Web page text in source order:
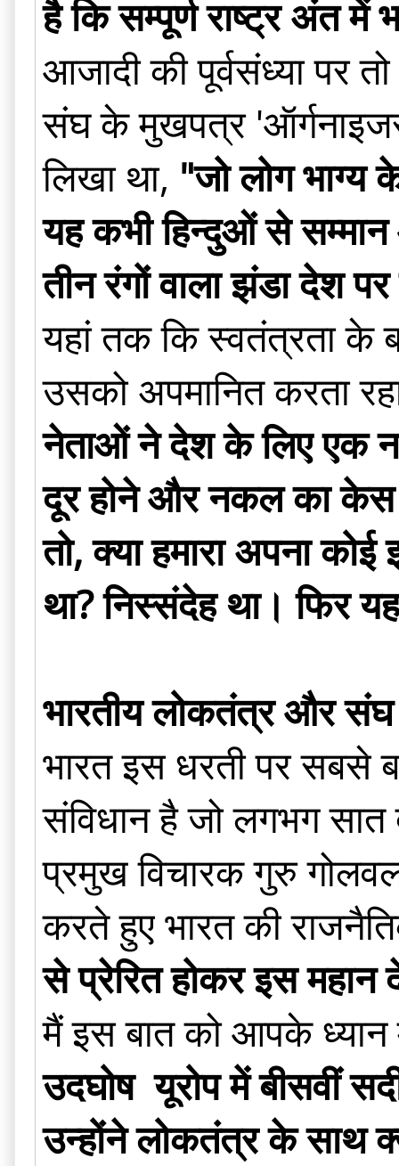
है कि सम्पूर्ण राष्ट्र अंत
आजादी की पूर्वसंध्या पर
संघ के मुखपत्र
लिखा था, "जो लोग भाग्य
यह कभी हिन्दुओं से
तीन रंगों वाला झंडा देश
यहां तक कि स्वतंत्रता के
उसको अपमानित करता
नेताओं ने देश के लिए एक
दूर होने और नकल का केस
तो, क्या हमारा अपना कोई
था? निस्संदेह था। फिर
भारतीय लोकतंत्र और
भारत इस धरती पर सबसे
संविधान है जो लगभग
प्रमुख विचारक गुरु
करते हुए भारत की
से प्रेरित होकर इस महान
मैं इस बात को आपके ध्यान
उदघोष यूरोप में बीसवीं
उन्होंने लोकतंत्र के साथ